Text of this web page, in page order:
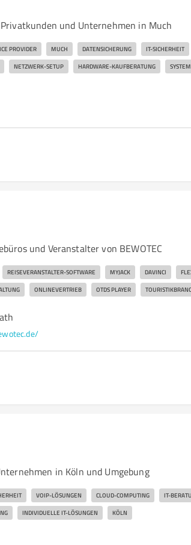
und Unternehmen in Much
PROVIDER MUCH DATENSICHERUNG IT-SICHERHEIT
NETZWERK-SETUP HARDWARE-KAUFBERATUNG
und Veranstalter von BEWOTEC
REISEVERANSTALTER-SOFTWARE MYJACK DAVINCI
ONLINEVERTRIEB OTDS PLAYER
in Köln und Umgebung
VOIP-LÖSUNGEN CLOUD-COMPUTING IT-
INDIVIDUELLE IT-LÖSUNGEN KÖLN